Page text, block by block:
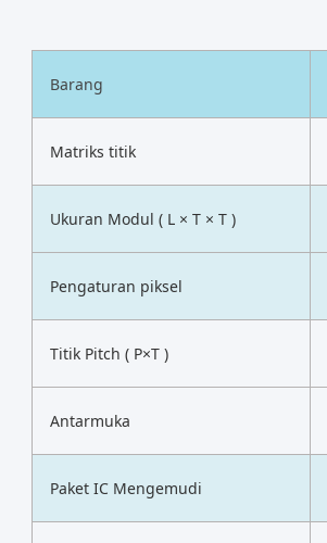
Barang
Matriks titik
Ukuran Modul ( L × T × T )
Pengaturan piksel
Titik Pitch ( P×T )
Antarmuka
Paket IC Mengemudi